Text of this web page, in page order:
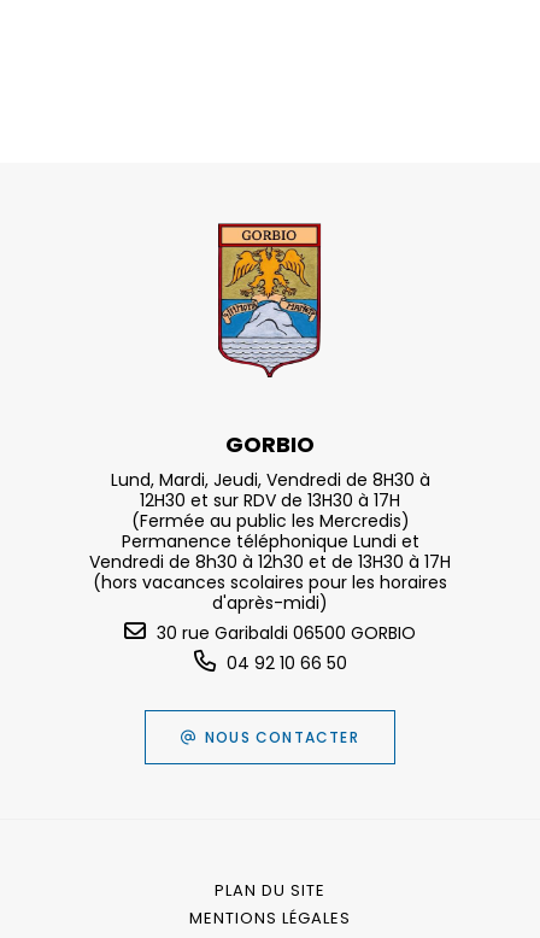
GORBIO
Lund, Mardi, Jeudi, Vendredi de 8H30 à
12H30 et sur RDV de 13H30 à 17H
(Fermée au public les Mercredis)
Permanence téléphonique Lundi et
Vendredi de 8h30 à 12h30 et de 13H30 à 17H
(hors vacances scolaires pour les horaires
d'après-midi)
30 rue Garibaldi 06500 GORBIO
04 92 10 66 50
NOUS CONTACTER
PLAN DU SITE
MENTIONS LÉGALES